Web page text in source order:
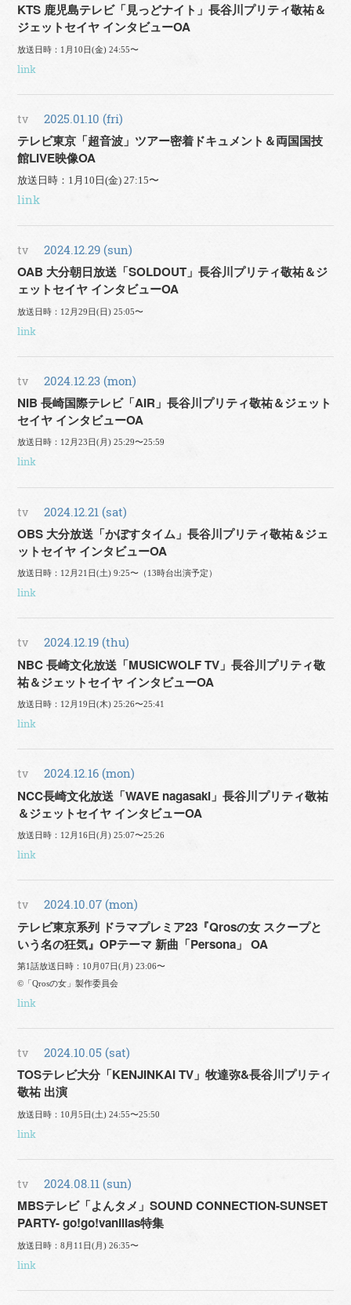
KTS 鹿児島テレビ「見っどナイト」長谷川プリティ敬祐＆
ジェットセイヤ インタビューOA
放送日時：1月10日(金) 24:55〜
link
tv 2025.01.10 (fri)
テレビ東京「超音波」ツアー密着ドキュメント＆両国国技
館LIVE映像OA
放送日時：1月10日(金) 27:15〜
link
tv 2024.12.29 (sun)
OAB 大分朝日放送「SOLDOUT」長谷川プリティ敬祐＆ジ
ェットセイヤ インタビューOA
放送日時：12月29日(日) 25:05〜
link
tv 2024.12.23 (mon)
NIB 長崎国際テレビ「AIR」長谷川プリティ敬祐＆ジェット
セイヤ インタビューOA
放送日時：12月23日(月) 25:29〜25:59
link
tv 2024.12.21 (sat)
OBS 大分放送「かぼすタイム」長谷川プリティ敬祐＆ジェ
ットセイヤ インタビューOA
放送日時：12月21日(土) 9:25〜（13時台出演予定）
link
tv 2024.12.19 (thu)
NBC 長崎文化放送「MUSICWOLF TV」長谷川プリティ敬
祐＆ジェットセイヤ インタビューOA
放送日時：12月19日(木) 25:26〜25:41
link
tv 2024.12.16 (mon)
NCC長崎文化放送「WAVE nagasaki」長谷川プリティ敬祐
＆ジェットセイヤ インタビューOA
放送日時：12月16日(月) 25:07〜25:26
link
tv 2024.10.07 (mon)
テレビ東京系列 ドラマプレミア23『Qrosの女 スクープと
いう名の狂気』OPテーマ 新曲「Persona」 OA
第1話放送日時：10月07日(月) 23:06〜
©︎「Qrosの女」製作委員会
link
tv 2024.10.05 (sat)
TOSテレビ大分「KENJINKAI TV」牧達弥&長谷川プリティ
敬祐 出演
放送日時：10月5日(土) 24:55〜25:50
link
tv 2024.08.11 (sun)
MBSテレビ「よんタメ」SOUND CONNECTION-SUNSET
PARTY- go!go!vanillas特集
放送日時：8月11日(月) 26:35〜
link